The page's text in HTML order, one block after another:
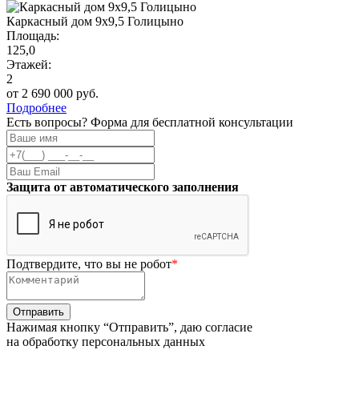
Каркасный дом 9х9,5 Голицыно
Площадь:
125,0
Этажей:
2
от 2 690 000 руб.
Подробнее
Есть вопросы? Форма для бесплатной консультации
Защита от автоматического заполнения
Подтвердите, что вы не робот*
Нажимая кнопку “Отправить”, даю согласие
на обработку персональных данных